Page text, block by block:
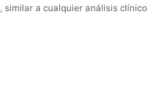
, similar a cualquier análisis clínico